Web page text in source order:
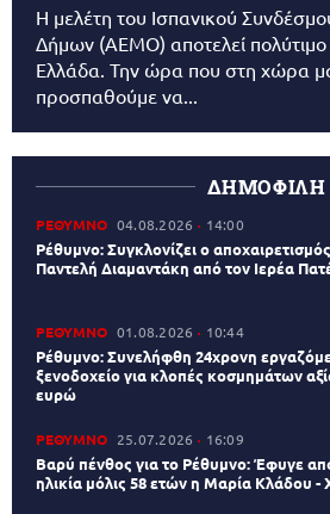
Η μελέτη του Ισπανικού
Δήμων (AEMO) αποτελεί πολύτιμο
Ελλάδα. Την ώρα που στη χώρα
προσπαθούμε να...
ΔΗΜΟΦΙΛΗ
ΡΕΘΥΜΝΟ 04.08.2026 14:00
Ρέθυμνο: Συγκλονίζει ο
Παντελή Διαμαντάκη από τον Ιερέα
ΡΕΘΥΜΝΟ 01.08.2026 10:44
Ρέθυμνο: Συνελήφθη 24χρονη
ξενοδοχείο για κλοπές κοσμημάτων
ευρώ
ΡΕΘΥΜΝΟ 25.07.2026 16:09
Βαρύ πένθος για το Ρέθυμνο: Έφυγε
ηλικία μόλις 58 ετών η Μαρία Κλάδου -